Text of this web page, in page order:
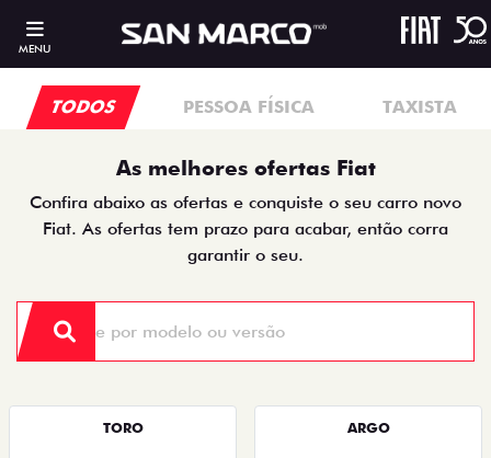
MENU
TODOS PESSOA FÍSICA TAXISTA
As melhores ofertas Fiat
Confira abaixo as ofertas e conquiste o seu carro novo
Fiat. As ofertas tem prazo para acabar, então corra
garantir o seu.
TORO ARGO